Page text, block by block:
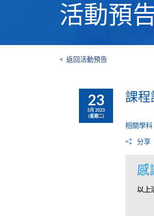
活動預
< 返回活動預告
23
5月 2023
(星期二)
課程
相關學科
分享
感
以上